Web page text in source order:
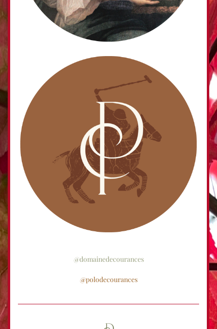
@domainedecourances
@polodecourances